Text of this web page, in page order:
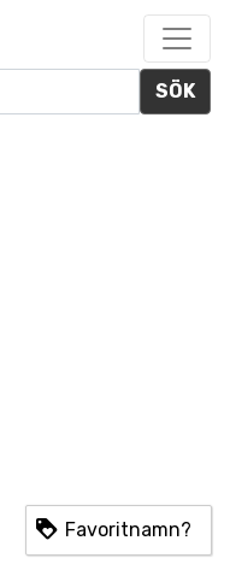
SÖK
Favoritnamn?